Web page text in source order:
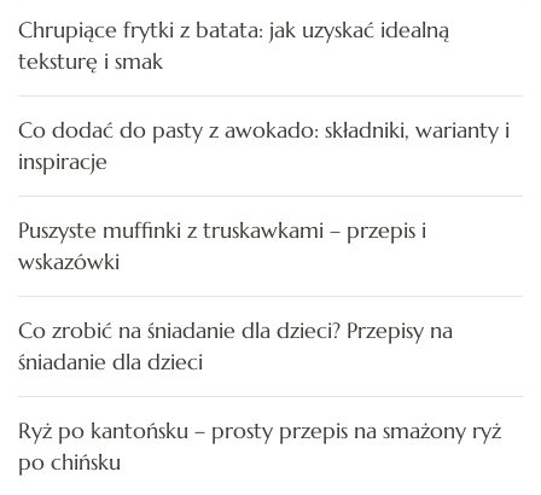
Chrupiące frytki z batata: jak uzyskać idealną
teksturę i smak
Co dodać do pasty z awokado: składniki, warianty i
inspiracje
Puszyste muffinki z truskawkami – przepis i
wskazówki
Co zrobić na śniadanie dla dzieci? Przepisy na
śniadanie dla dzieci
Ryż po kantońsku – prosty przepis na smażony ryż
po chińsku